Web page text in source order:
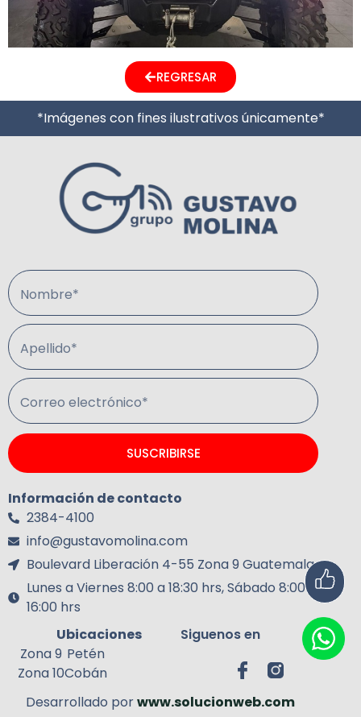
REGRESAR
*Imágenes con fines ilustrativos únicamente*
Nombre*
Apellido*
Correo electrónico*
SUSCRIBIRSE
Información de contacto
2384-4100
info@gustavomolina.com
Boulevard Liberación 4-55 Zona 9 Guatemala.
Lunes a Viernes 8:00 a 18:30 hrs, Sábado 8:00 a
16:00 hrs
Ubicaciones
Zona 9
Zona 10
Petén
Cobán
Siguenos en
Desarrollado porwww.solucionweb.com